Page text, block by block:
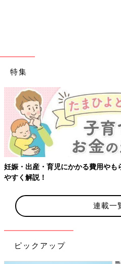
特集
る補助金・助成金をわかり
【
連載一
ピックアップ